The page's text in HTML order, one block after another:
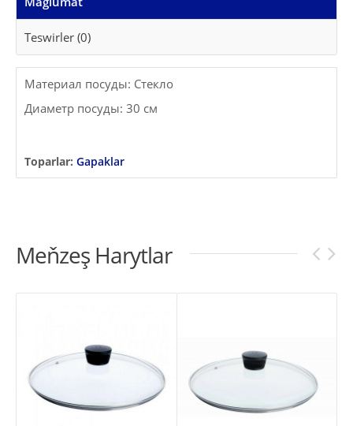
Teswirler (0)
Материал посуды: Стекло
Диаметр посуды: 30 см
Toparlar: Gapaklar
Meňzeş Harytlar